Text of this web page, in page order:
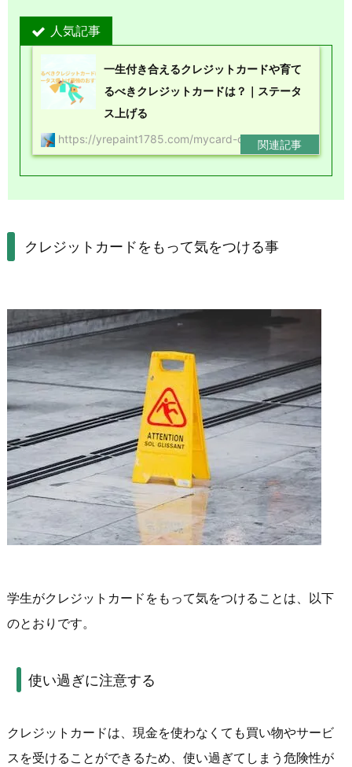
人気記事
一生付き合えるクレジットカードや育て
るべきクレジットカードは？｜ステータ
ス上げる
https://yrepaint1785.com/mycard-osusume/
クレジットカードをもって気をつける事
学生がクレジットカードをもって気をつけることは、以下
のとおりです。
使い過ぎに注意する
クレジットカードは、現金を使わなくても買い物やサービ
スを受けることができるため、使い過ぎてしまう危険性が